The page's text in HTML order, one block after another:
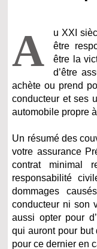
A
u XXI
être
être la
d’être
achète ou prend
conducteur et ses
automobile propre
Un résumé des
votre assurance
contrat minimal
responsabilité
dommages
conducteur ni son
aussi opter pour
qui auront pour but
pour ce dernier en